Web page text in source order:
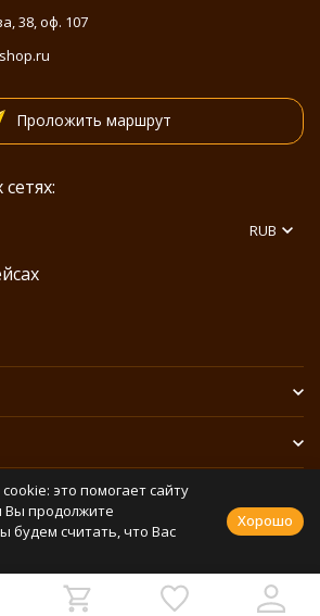
38, оф. 107
Проложить маршрут
RUB
данных
Webasyst —
это помогает сайту
Вы продолжите
будем считать, что Вас
Хорошо